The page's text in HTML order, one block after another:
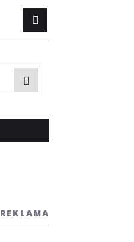
Přihlášení/
REKLAMA